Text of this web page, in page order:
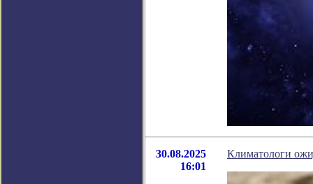
30.08.2025
16:01
Климатологи